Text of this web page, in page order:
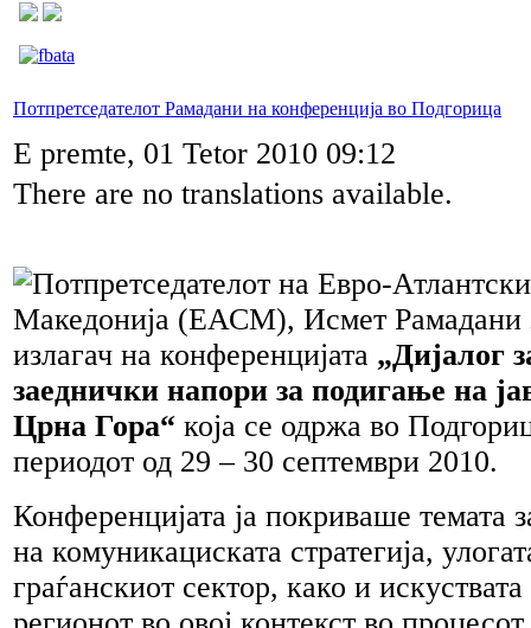
Потпретседателот Рамадани на конференција во Подгорица
E premte, 01 Tetor 2010 09:12
There are no translations available.
Потпретседателот на Евро-
Македонија (ЕАСМ), Исмет Рамадани
излагач на конференцијата „Дијалог
заеднички напори за подигање на
Црна Гора“ која се одржа во
периодот од 29 – 30 септември 2010.
Конференцијата ја покриваше темата
на комуникациската стратегија,
граѓанскиот сектор, како и